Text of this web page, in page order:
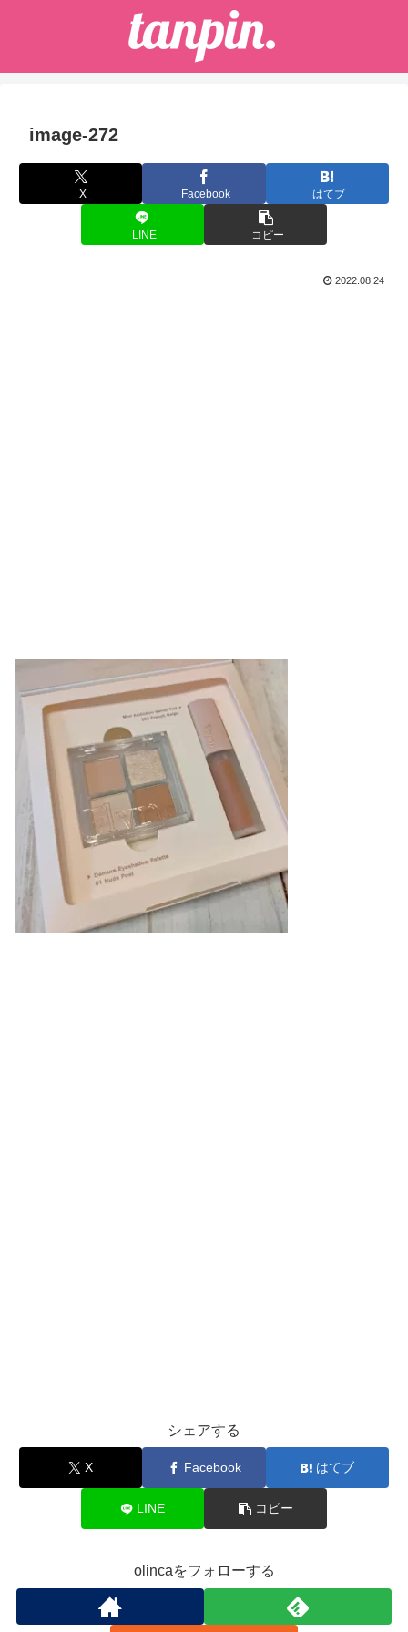
image-272
X Facebook はてブ
LINE コピー
2022.08.24
シェアする
X Facebook はてブ
LINE コピー
olincaをフォローする